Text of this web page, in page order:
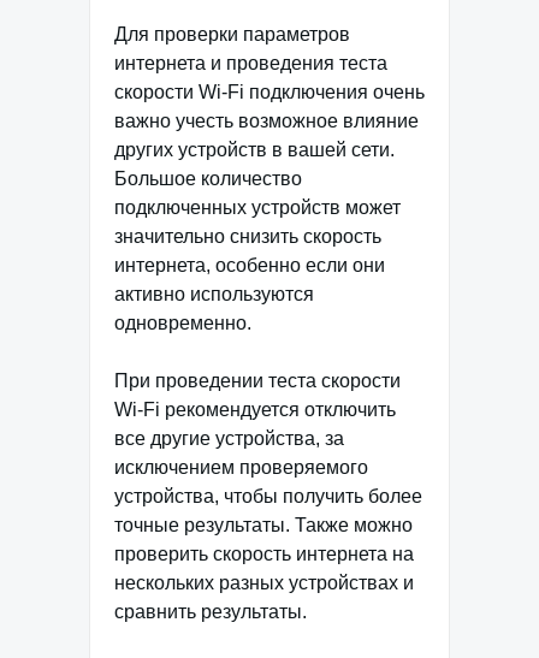
Для проверки параметров
интернета и проведения теста
скорости Wi-Fi подключения очень
важно учесть возможное влияние
других устройств в вашей сети.
Большое количество
подключенных устройств может
значительно снизить скорость
интернета, особенно если они
активно используются
одновременно.
При проведении теста скорости
Wi-Fi рекомендуется отключить
все другие устройства, за
исключением проверяемого
устройства, чтобы получить более
точные результаты. Также можно
проверить скорость интернета на
нескольких разных устройствах и
сравнить результаты.